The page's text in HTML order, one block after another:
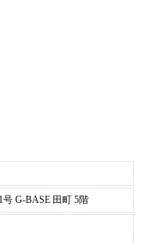
号 G-BASE 田町 5階